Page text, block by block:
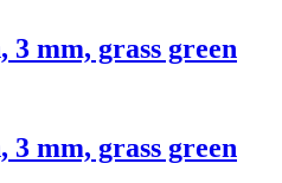
mm, grass green
mm, grass green